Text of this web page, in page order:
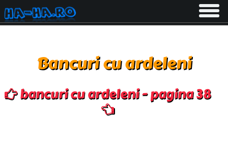
Toggle
Bancuri cu ardeleni
bancuri cu ardeleni - pagina 38